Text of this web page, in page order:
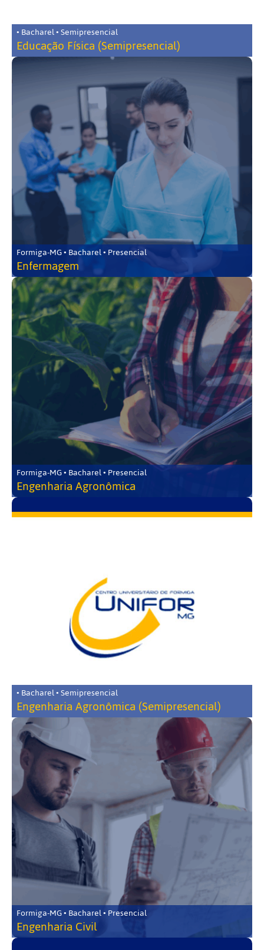
• Bacharel • Semipresencial
Educação Física (Semipresencial)
Formiga-MG • Bacharel • Presencial
Enfermagem
Formiga-MG • Bacharel • Presencial
Engenharia Agronômica
• Bacharel • Semipresencial
Engenharia Agronômica (Semipresencial)
Formiga-MG • Bacharel • Presencial
Engenharia Civil